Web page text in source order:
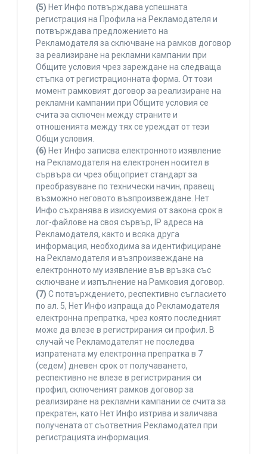
(5) Нет Инфо потвърждава успешната
регистрация на Профила на Рекламодателя и
потвърждава предложението на
Рекламодателя за сключване на рамков договор
за реализиране на рекламни кампании при
Общите условия чрез зареждане на следваща
стъпка от регистрационната форма. От този
момент рамковият договор за реализиране на
рекламни кампании при Общите условия се
счита за сключен между страните и
отношенията между тях се уреждат от тези
Общи условия.
(6) Нет Инфо записва електронното изявление
на Рекламодателя на електронен носител в
сървъра си чрез общоприет стандарт за
преобразуване по технически начин, правещ
възможно неговото възпроизвеждане. Нет
Инфо съхранява в изискуемия от закона срок в
лог-файлове на своя сървър, IP адреса на
Рекламодателя, както и всяка друга
информация, необходима за идентифициране
на Рекламодателя и възпроизвеждане на
електронното му изявление във връзка със
сключване и изпълнение на Рамковия договор.
(7) С потвърждението, респективно съгласието
по ал. 5, Нет Инфо изпраща до Рекламодателя
електронна препратка, чрез която последният
може да влезе в регистрирания си профил. В
случай че Рекламодателят не последва
изпратената му електронна препратка в 7
(седем) дневен срок от получаването,
респективно не влезе в регистрирания си
профил, сключеният рамков договор за
реализиране на рекламни кампании се счита за
прекратен, като Нет Инфо изтрива и заличава
получената от съответния Рекламодател при
регистрацията информация.